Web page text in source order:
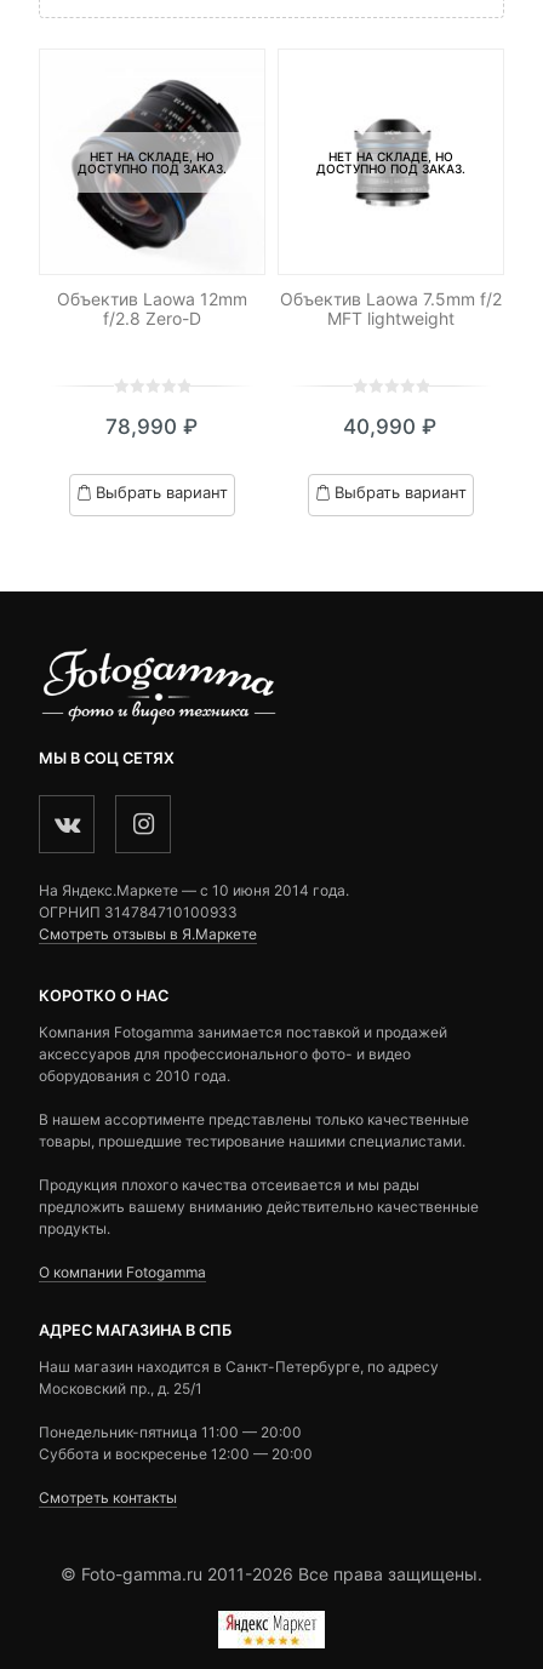
НЕТ НА СКЛАДЕ, НО
ДОСТУПНО ПОД ЗАКАЗ.
Объектив Laowa 12mm
f/2.8 Zero-D
out
based
on
78,990 ₽
Выбрать вариант
НЕТ НА СКЛАДЕ, НО
ДОСТУПНО ПОД ЗАКАЗ.
Объектив Laowa 7.5mm f/2
MFT lightweight
out
based
on
40,990 ₽
Выбрать вариант
МЫ В СОЦ СЕТЯХ
На Яндекс.Маркете — c 10 июня 2014 года.
ОГРНИП 314784710100933
Смотреть отзывы в Я.Маркете
КОРОТКО О НАС
Компания Fotogamma занимается поставкой и продажей
аксессуаров для профессионального фото- и видео
оборудования с 2010 года.
В нашем ассортименте представлены только качественные
товары, прошедшие тестирование нашими специалистами.
Продукция плохого качества отсеивается и мы рады
предложить вашему вниманию действительно качественные
продукты.
О компании Fotogamma
АДРЕС МАГАЗИНА В СПБ
Наш магазин находится в Санкт-Петербурге, по адресу
Московский пр., д. 25/1
Понедельник-пятница 11:00 — 20:00
Суббота и воскресенье 12:00 — 20:00
Смотреть контакты
© Foto-gamma.ru 2011-2026 Все права защищены.